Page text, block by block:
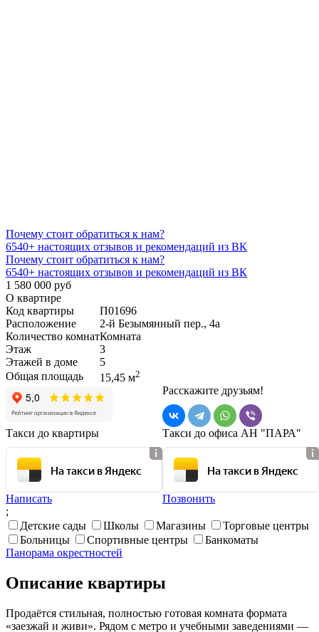
Почему стоит обратиться к нам?
6540+ настоящих отзывов и рекомендаций из ВК
Почему стоит обратиться к нам?
6540+ настоящих отзывов и рекомендаций из ВК
1 580 000 руб
О квартире
Код квартиры
П01696
Расположение
2-й Безымянный пер., 4а
Количество комнатКомната
Этаж
3
Этажей в доме
5
Общая площадь
15,45 м2
Расскажите друзьям!
Такси до квартиры
На такси в Яндекс
Такси до офиса АН "ПАРА"
На такси в Яндекс
Написать
Позвонить
;
Детские сады
Школы Магазины
Торговые центры
Больницы
Спортивные центры
Банкоматы
Панорама окрестностей
Описание квартиры
Продаётся стильная, полностью готовая комната формата
«заезжай и живи». Рядом с метро и учебными заведениями —